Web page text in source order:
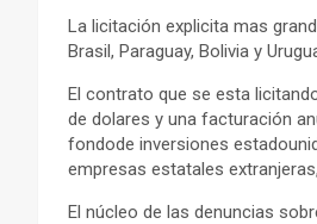
La licitación explicita mas
Brasil, Paraguay, Bolivia y
El contrato que se esta
de dolares y una facturación
fondode inversiones
empresas estatales
El núcleo de las denuncias